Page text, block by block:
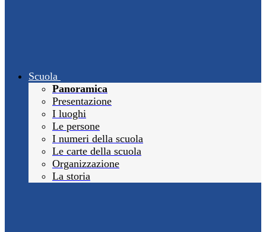
Scuola
Panoramica
Presentazione
I luoghi
Le persone
I numeri della scuola
Le carte della scuola
Organizzazione
La storia